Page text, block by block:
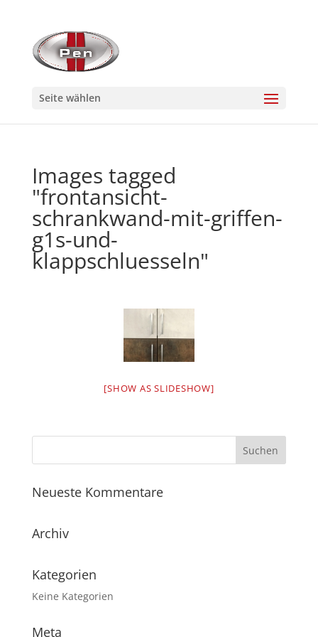
Seite wählen
Images tagged
"frontansicht-
schrankwand-mit-griffen-
g1s-und-
klappschluesseln"
[SHOW AS SLIDESHOW]
Neueste Kommentare
Archiv
Kategorien
Keine Kategorien
Meta